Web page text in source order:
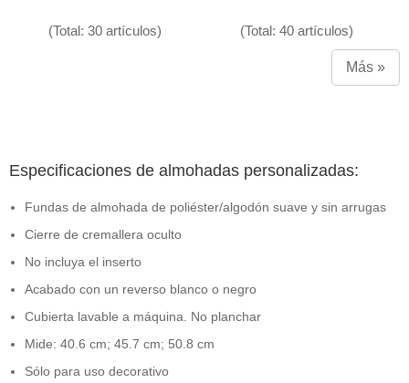
(Total: 30 artículos) (Total: 40 artículos)
Más »
Especificaciones de almohadas personalizadas:
Fundas de almohada de poliéster/algodón suave y sin arrugas
Cierre de cremallera oculto
No incluya el inserto
Acabado con un reverso blanco o negro
Cubierta lavable a máquina. No planchar
Mide: 40.6 cm; 45.7 cm; 50.8 cm
Sólo para uso decorativo